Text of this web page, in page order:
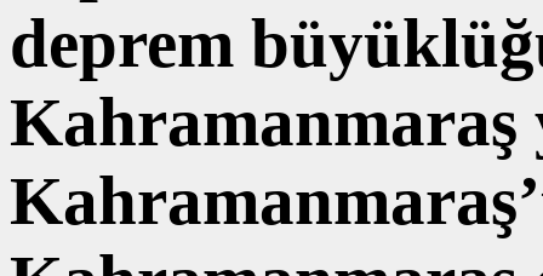
deprem
Kahramanmaraş